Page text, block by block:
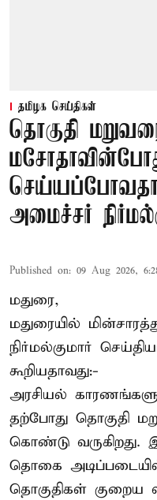
தமிழக செய்திகள்
தொகுதி
அமைச்சர்
Published on: 09 Aug 2026,
மதுரை,
மதுரையில்
நிர்மல்குமார்
கூறியதாவது:-
அரசியல்
தற்போது தொகுதி
கொண்டு
தொகை
தொகுதிகள் குறைய